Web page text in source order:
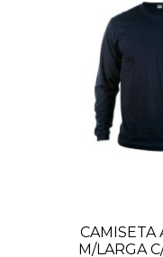
CAMISETA
M/LARGA